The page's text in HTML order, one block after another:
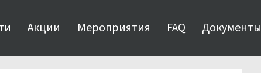
Акции Мероприятия FAQ Документы